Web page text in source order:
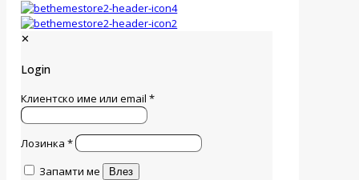
✕
Login
Клиентско име или email*
Лозинка*
Запамти ме
Влез